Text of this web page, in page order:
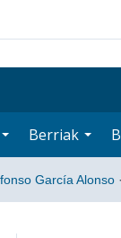
Berriak
García Alonso